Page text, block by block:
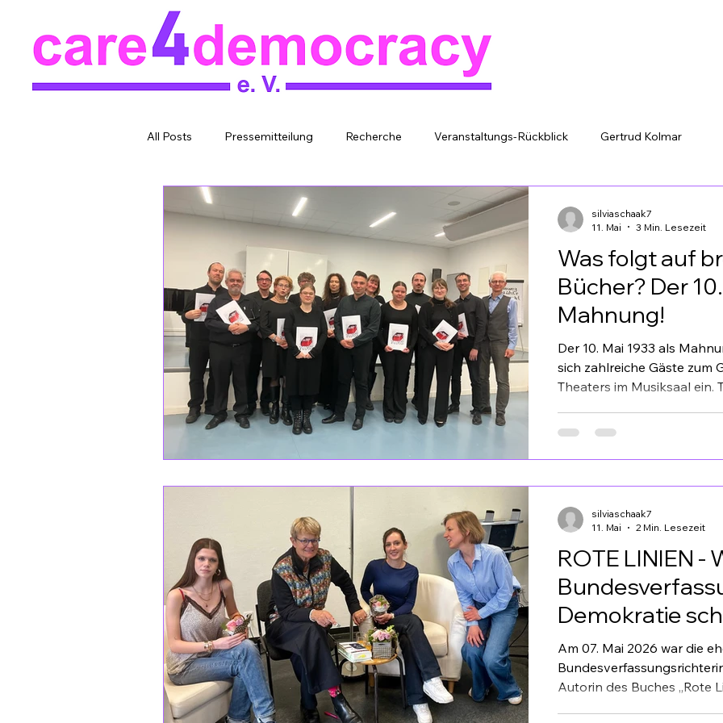
All Posts Pressemitteilung Recherche Veranstaltungs-Rückblick Gertrud Kolmar
Was folgt auf
Bücher? Der
Mahnung!
Der 10. Mai 1933 als
sich zahlreiche Gäste zum
Theaters im Musiksaal ein.
Demokratie für die
Bücherverbrennungen
handeln würde. In
dem Rathaus statt. Eine
silviaschaak7
11. Mai
3 Min. Lesezeit
ROTE LINIEN -
Demokratie
Am 07. Mai 2026 war die
Autorin des Buches „Rote
silviaschaak7
11. Mai
2 Min. Lesezeit